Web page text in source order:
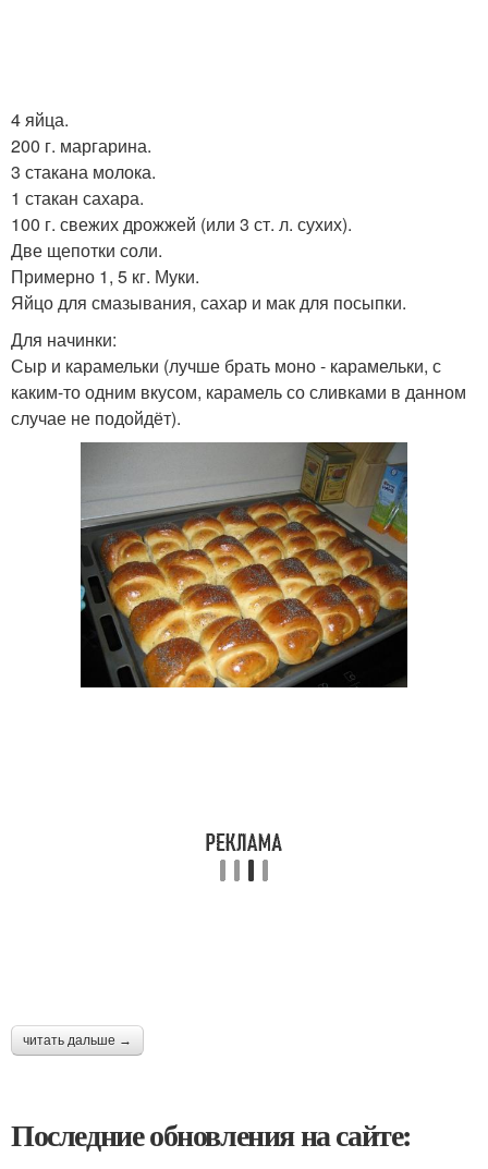
4 яйца.
200 г. маргарина.
3 стакана молока.
1 стакан сахара.
100 г. свежих дрожжей (или 3 ст. л. сухих).
Две щепотки соли.
Примерно 1, 5 кг. Муки.
Яйцо для смазывания, сахар и мак для посыпки.
Для начинки:
Сыр и карамельки (лучше брать моно - карамельки, с
каким-то одним вкусом, карамель со сливками в данном
случае не подойдёт).
читать дальше →
Последние обновления на сайте: